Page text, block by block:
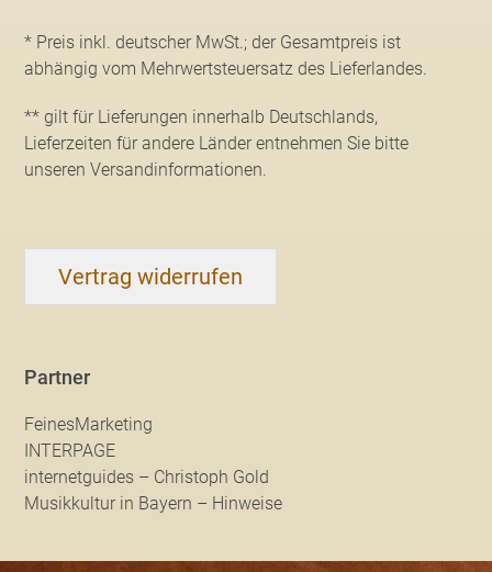
* Preis inkl. deutscher MwSt.; der Gesamtpreis ist
abhängig vom Mehrwertsteuersatz des Lieferlandes.
** gilt für Lieferungen innerhalb Deutschlands,
Lieferzeiten für andere Länder entnehmen Sie bitte
unseren Versandinformationen.
Vertrag widerrufen
Partner
FeinesMarketing
INTERPAGE
internetguides – Christoph Gold
Musikkultur in Bayern – Hinweise